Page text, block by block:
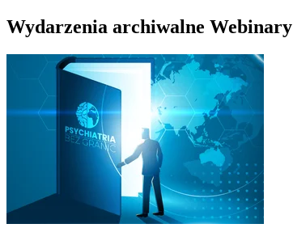
Wydarzenia archiwalne Webinary